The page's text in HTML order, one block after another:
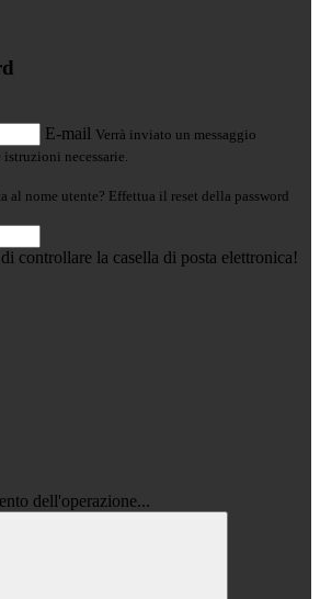
E-mail Verrà inviato un messaggio
necessarie.
al nome utente? Effettua il reset della password
controllare la casella di posta elettronica!
dell'operazione...